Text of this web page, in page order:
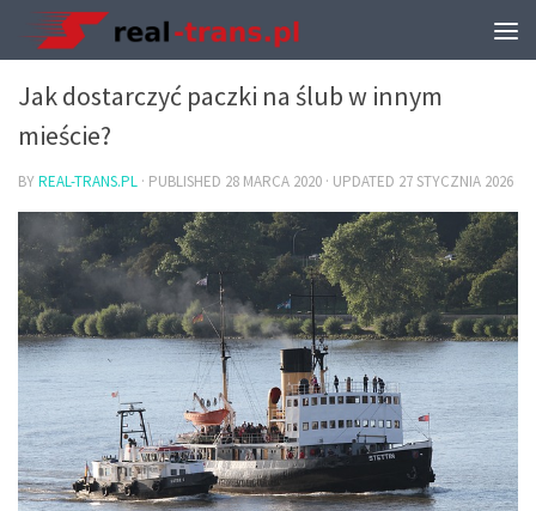
TRANSPORT I PRZEPROWADZKI
Jak dostarczyć paczki na ślub w innym
mieście?
BYREAL-TRANS.PL · PUBLISHED 28 MARCA 2020 · UPDATED 27 STYCZNIA 2026